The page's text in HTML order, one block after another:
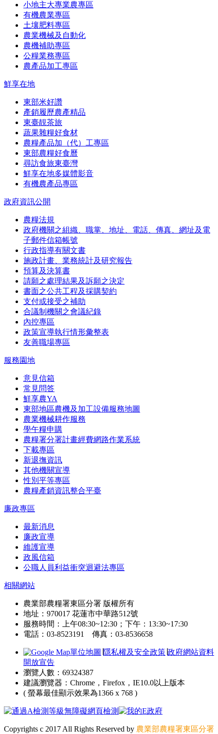
小地主大專業農專區
有機農業專區
土壤肥料專區
農業機械及自動化
農機補助專區
公糧業務專區
農產品加工專區
鮮享在地
東部米好讚
產銷履歷農產精品
東臺靚茶旅
蔬果雜糧好食材
農糧產品加（代）工專區
東部農糧好食曆
尋訪食旅東臺灣
鮮享在地多媒體影音
有機農產品專區
政府資訊公開
農糧法規
政府機關之組織、職掌、地址、電話、傳真、網址及電
子郵件信箱帳號
行政指導有關文書
施政計畫、業務統計及研究報告
預算及決算書
請願之處理結果及訴願之決定
書面之公共工程及採購契約
支付或接受之補助
合議制機關之會議紀錄
內控專區
政策宣導執行情形彙整表
友善職場專區
服務園地
意見信箱
常見問答
鮮享農YA
東部地區農機及加工設備服務地圖
農業機械耕作服務
學午糧申購
農糧署分署計畫經費網路作業系統
下載專區
新退撫資訊
其他機關宣導
性別平等專區
農糧產銷資訊整合平臺
廉政專區
最新消息
廉政宣導
維護宣導
政風信箱
公職人員利益衝突迴避法專區
相關網站
農業部農糧署東區分署 版權所有
地址：970017 花蓮市中華路512號
服務時間：上午08:30~12:30；下午：13:30~17:30
電話：03-8523191 傳真：03-8536658
單位地圖 隱私權及安全政策 政府網站資料
開放宣告
瀏覽人數：69324387
建議瀏覽器：Chrome，Firefox，IE10.0以上版本
( 螢幕最佳顯示效果為1366 x 768 )
Copyrights c 2017 All Rights Reserved by 農業部農糧署東區分署